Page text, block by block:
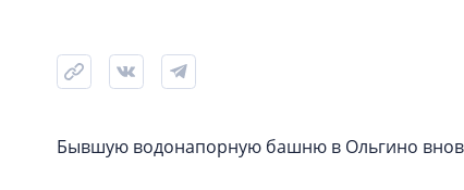
Бывшую водонапорную башню в Ольгино